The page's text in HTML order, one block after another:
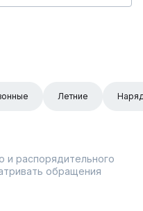
Летние
и распорядительного
обращения